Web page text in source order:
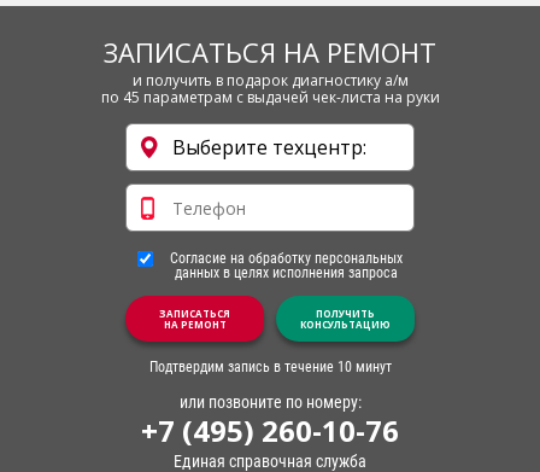
ЗАПИСАТЬСЯ НА РЕМОНТ
и получить в подарок диагностику а/м
по 45 параметрам с выдачей чек-листа на руки
Согласие на обработку персональных
данных в целях исполнения запроса
ЗАПИСАТЬСЯ
НА РЕМОНТ
ПОЛУЧИТЬ
КОНСУЛЬТАЦИЮ
Подтвердим запись в течение 10 минут
или позвоните по номеру:
+7 (495) 260-10-76
Единая справочная служба